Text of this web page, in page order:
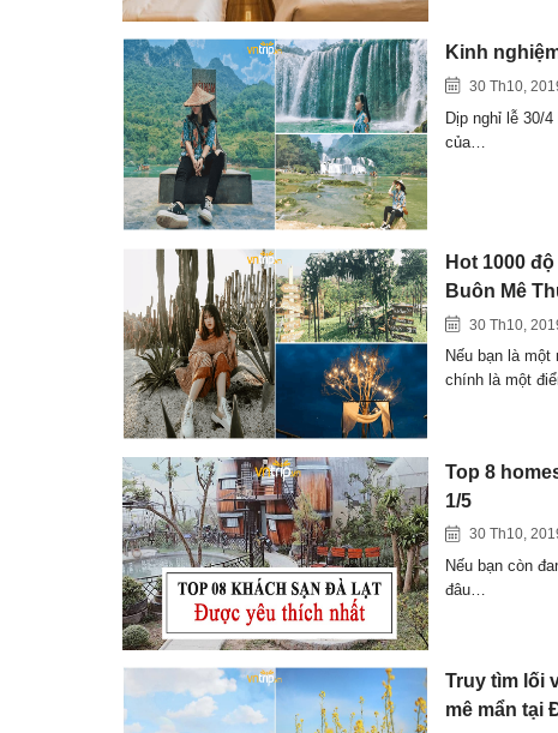
Kinh
30 Th10,
Dịp nghỉ lễ 30/
của…
Hot 1000
Buôn Mê
30 Th10,
Nếu bạn là
chính là một
Top 8
1/5
30 Th10,
Nếu bạn còn
đâu…
Truy tìm lối
mê mẩn tại